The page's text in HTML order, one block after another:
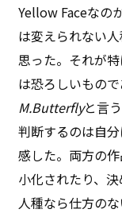
Yellow Faceなの
は変えられない
思った。それが
は恐ろしいもの
M.Butterflyと言
判断するのは自
感した。両方の
小化されたり、
人種なら仕方の